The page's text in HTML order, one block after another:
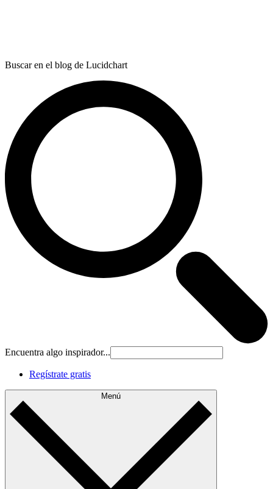
Buscar en el blog de Lucidchart
Encuentra algo inspirador...
Regístrate gratis
Menú